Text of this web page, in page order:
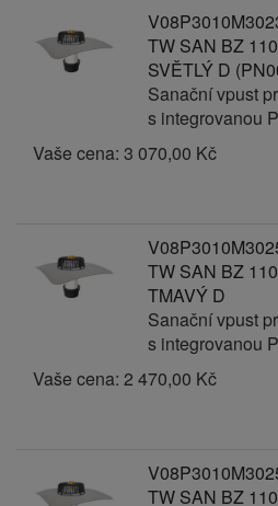
TW SAN BZ
SVĚTLÝ D
Sanační vpust
s integrovanou
Vaše cena: 3 070,00 Kč
TW SAN BZ
TMAVÝ D
Sanační vpust
s integrovanou
Vaše cena: 2 470,00 Kč
TW SAN BZ